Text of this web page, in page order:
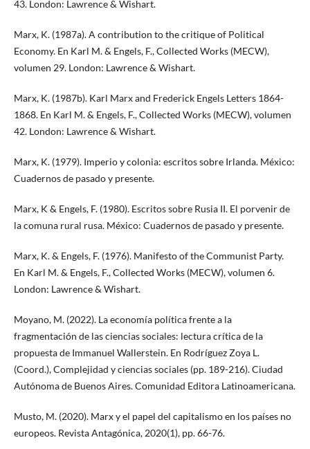
43. London: Lawrence & Wishart.
Marx, K. (1987a). A contribution to the critique of Political
Economy. En Karl M. & Engels, F., Collected Works (MECW),
volumen 29. London: Lawrence & Wishart.
Marx, K. (1987b). Karl Marx and Frederick Engels Letters 1864-
1868. En Karl M. & Engels, F., Collected Works (MECW), volumen
42. London: Lawrence & Wishart.
Marx, K. (1979). Imperio y colonia: escritos sobre Irlanda. México:
Cuadernos de pasado y presente.
Marx, K & Engels, F. (1980). Escritos sobre Rusia II. El porvenir de
la comuna rural rusa. México: Cuadernos de pasado y presente.
Marx, K. & Engels, F. (1976). Manifesto of the Communist Party.
En Karl M. & Engels, F., Collected Works (MECW), volumen 6.
London: Lawrence & Wishart.
Moyano, M. (2022). La economía política frente a la
fragmentación de las ciencias sociales: lectura crítica de la
propuesta de Immanuel Wallerstein. En Rodríguez Zoya L.
(Coord.), Complejidad y ciencias sociales (pp. 189-216). Ciudad
Autónoma de Buenos Aires. Comunidad Editora Latinoamericana.
Musto, M. (2020). Marx y el papel del capitalismo en los países no
europeos. Revista Antagónica, 2020(1), pp. 66-76.